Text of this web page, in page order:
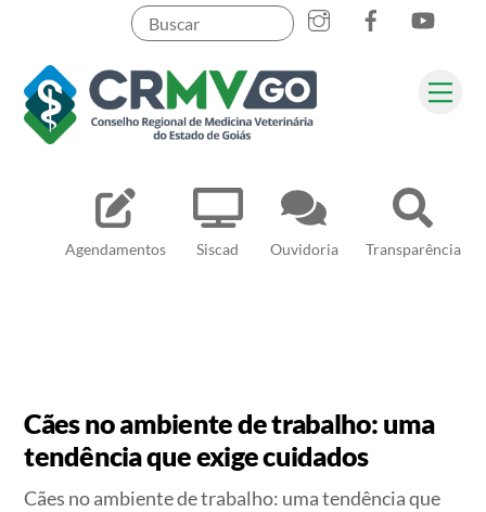
content
Agendamentos Siscad Ouvidoria Transparência
Pesquisar
Cães no ambiente de trabalho: uma
tendência que exige cuidados
Cães no ambiente de trabalho: uma tendência que